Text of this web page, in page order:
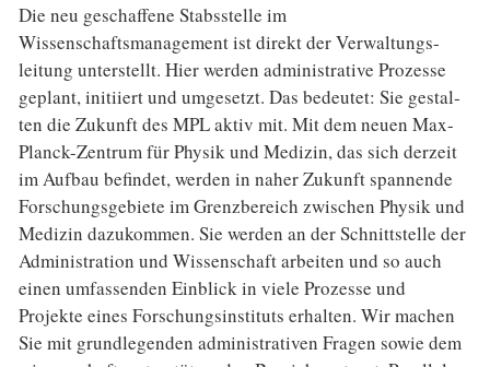
Die neu geschaffene Stabsstelle im
Wissenschaftsmanagement ist direkt der Verwal­tungs­
leitung unterstellt. Hier werden adminis­trative Prozesse
geplant, initiiert und umgesetzt. Das bedeutet: Sie gestal­
ten die Zukunft des MPL aktiv mit. Mit dem neuen Max-
Planck-Zentrum für Physik und Medi­zin, das sich der­zeit
im Auf­bau befindet, werden in naher Zukunft spannende
Forschungs­gebiete im Grenz­bereich zwischen Physik und
Medizin dazukommen. Sie werden an der Schnitt­stelle der
Administration und Wissen­schaft arbeiten und so auch
einen umfassenden Einblick in viele Prozesse und
Projekte eines For­schungs­instituts erhalten. Wir machen
Sie mit grund­legenden adminis­trativen Fragen sowie dem